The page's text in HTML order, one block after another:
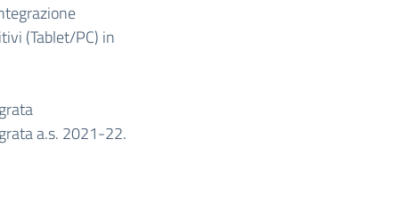
(Tablet/PC) in
a.s. 2021-22.